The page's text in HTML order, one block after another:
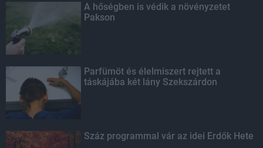
A hőségben is védik a növényzetet
Pakson
Parfümöt és élelmiszert rejtett a
táskájába két lány Szekszárdon
Száz programmal vár az idei Erdők Hete